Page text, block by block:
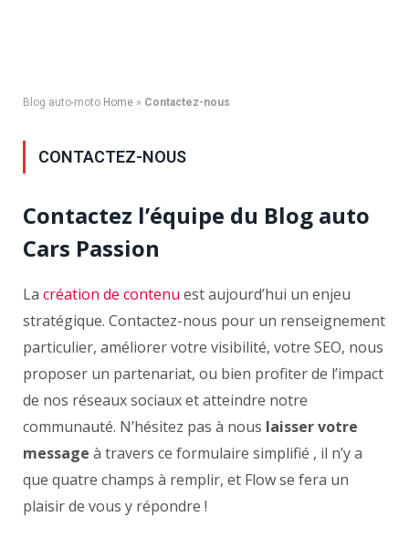
Blog auto-moto Home » Contactez-nous
CONTACTEZ-NOUS
Contactez l’équipe du Blog auto
Cars Passion
La création de contenu est aujourd’hui un enjeu
stratégique. Contactez-nous pour un renseignement
particulier, améliorer votre visibilité, votre SEO, nous
proposer un partenariat, ou bien profiter de l’impact
de nos réseaux sociaux et atteindre notre
communauté. N’hésitez pas à nous laisser votre
message à travers ce formulaire simplifié , il n’y a
que quatre champs à remplir, et Flow se fera un
plaisir de vous y répondre !